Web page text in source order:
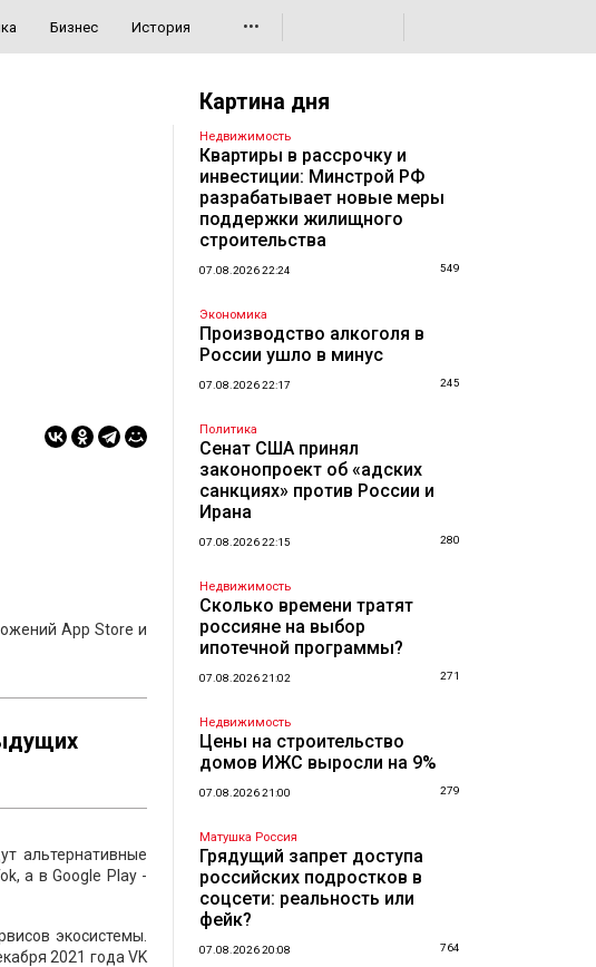
Бизнес История •••
App Store и
альтернативные
а в Google Play -
экосистемы.
2021 года VK
Картина дня
Недвижимость
Квартиры в рассрочку и
инвестиции: Минстрой РФ
разрабатывает новые меры
поддержки жилищного
строительства
07.08.2026 22:24 549
Экономика
Производство алкоголя в
России ушло в минус
07.08.2026 22:17 245
Политика
Сенат США принял
законопроект об «адских
санкциях» против России и
Ирана
07.08.2026 22:15 280
Недвижимость
Сколько времени тратят
россияне на выбор
ипотечной программы?
07.08.2026 21:02 271
Недвижимость
Цены на строительство
домов ИЖС выросли на 9%
07.08.2026 21:00 279
Матушка Россия
Грядущий запрет доступа
российских подростков в
соцсети: реальность или
фейк?
07.08.2026 20:08 764